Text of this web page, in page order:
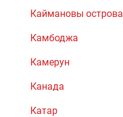
Каймановы острова
Камбоджа
Камерун
Канада
Катар